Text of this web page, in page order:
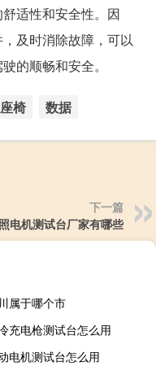
适性和安全性。因
及时消除故障，可以
的顺畅和安全。
座椅 数据
下一篇
电机测试台厂家有哪些
属于哪个市
充电枪测试台怎么用
电机测试台怎么用